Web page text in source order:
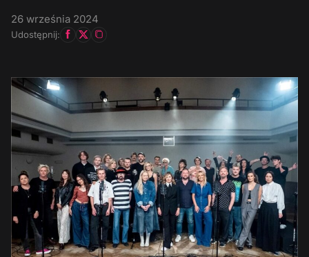
26 września 2024
Udostępnij: